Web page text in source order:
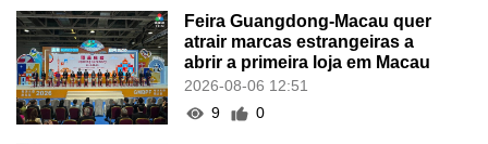
Feira Guangdong-Macau quer
atrair marcas estrangeiras a
abrir a primeira loja em Macau
2026-08-06 12:51
9
0